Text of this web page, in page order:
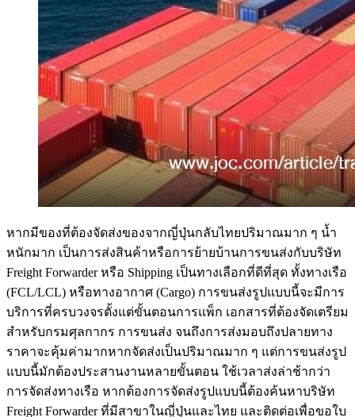
หากมีของที่ต้องจัดส่งของจากญี่ปุ่นกลับไทยปริมาณมาก ๆ น้ำ
หนักมาก เป็นการส่งสินค้าหรือการย้ายบ้านการขนส่งกับบริษัท
Freight Forwarder หรือ Shipping เป็นทางเลือกที่ดีที่สุด ทั้งทางเรือ
(FCL/LCL) หรือทางอากาศ (Cargo) การขนส่งรูปแบบนี้จะมีการ
บริการที่ครบวงจรตั้งแต่ขั้นตอนการแพ็ก เอกสารที่ต้องจัดเตรียม
สำหรับกรมศุลกากร การขนส่ง จนถึงการส่งมอบถึงปลายทาง
ราคาจะคุ้มค่ามากหากจัดส่งเป็นปริมาณมาก ๆ แต่การขนส่งรูป
แบบนี้มักต้องประสานงานหลายขั้นตอน ใช้เวลาส่งล่าช้ากว่า
การจัดส่งทางเรือ หากต้องการจัดส่งรูปแบบนี้ต้องค้นหาบริษัท
Freight Forwarder ที่มีสาขาในญี่ปุ่นและไทย และติดต่อเพื่อขอใบ